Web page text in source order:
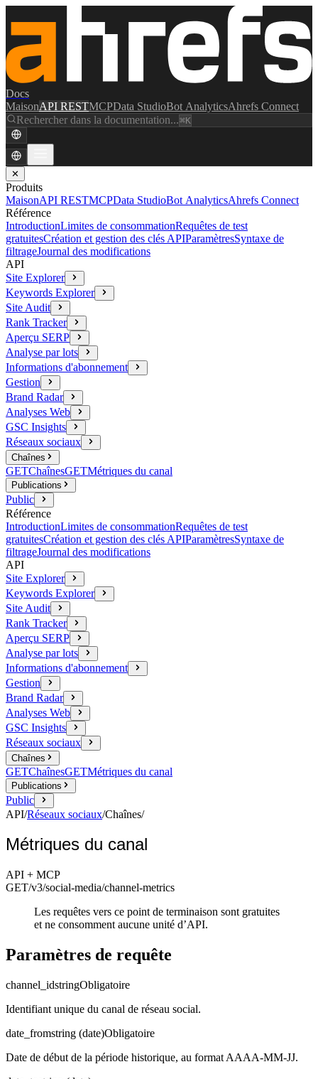
Docs
MaisonAPI RESTMCPData StudioBot AnalyticsAhrefs Connect
Rechercher dans la documentation...⌘K
✕
Produits
MaisonAPI RESTMCPData StudioBot AnalyticsAhrefs Connect
Référence
IntroductionLimites de consommationRequêtes de test
gratuitesCréation et gestion des clés APIParamètresSyntaxe de
filtrageJournal des modifications
API
Site Explorer
Keywords Explorer
Site Audit
Rank Tracker
Aperçu SERP
Analyse par lots
Informations d'abonnement
Gestion
Brand Radar
Analyses Web
GSC Insights
Réseaux sociaux
Chaînes
GETChaînesGETMétriques du canal
Publications
Public
Référence
IntroductionLimites de consommationRequêtes de test
gratuitesCréation et gestion des clés APIParamètresSyntaxe de
filtrageJournal des modifications
API
Site Explorer
Keywords Explorer
Site Audit
Rank Tracker
Aperçu SERP
Analyse par lots
Informations d'abonnement
Gestion
Brand Radar
Analyses Web
GSC Insights
Réseaux sociaux
Chaînes
GETChaînesGETMétriques du canal
Publications
Public
API/Réseaux sociaux/Chaînes/
Métriques du canal
API + MCP
GET/v3/social-media/channel-metrics
Les requêtes vers ce point de terminaison sont gratuites
et ne consomment aucune unité d’API.
Paramètres de requête
channel_idstringObligatoire
Identifiant unique du canal de réseau social.
date_fromstring (date)Obligatoire
Date de début de la période historique, au format AAAA-MM-JJ.